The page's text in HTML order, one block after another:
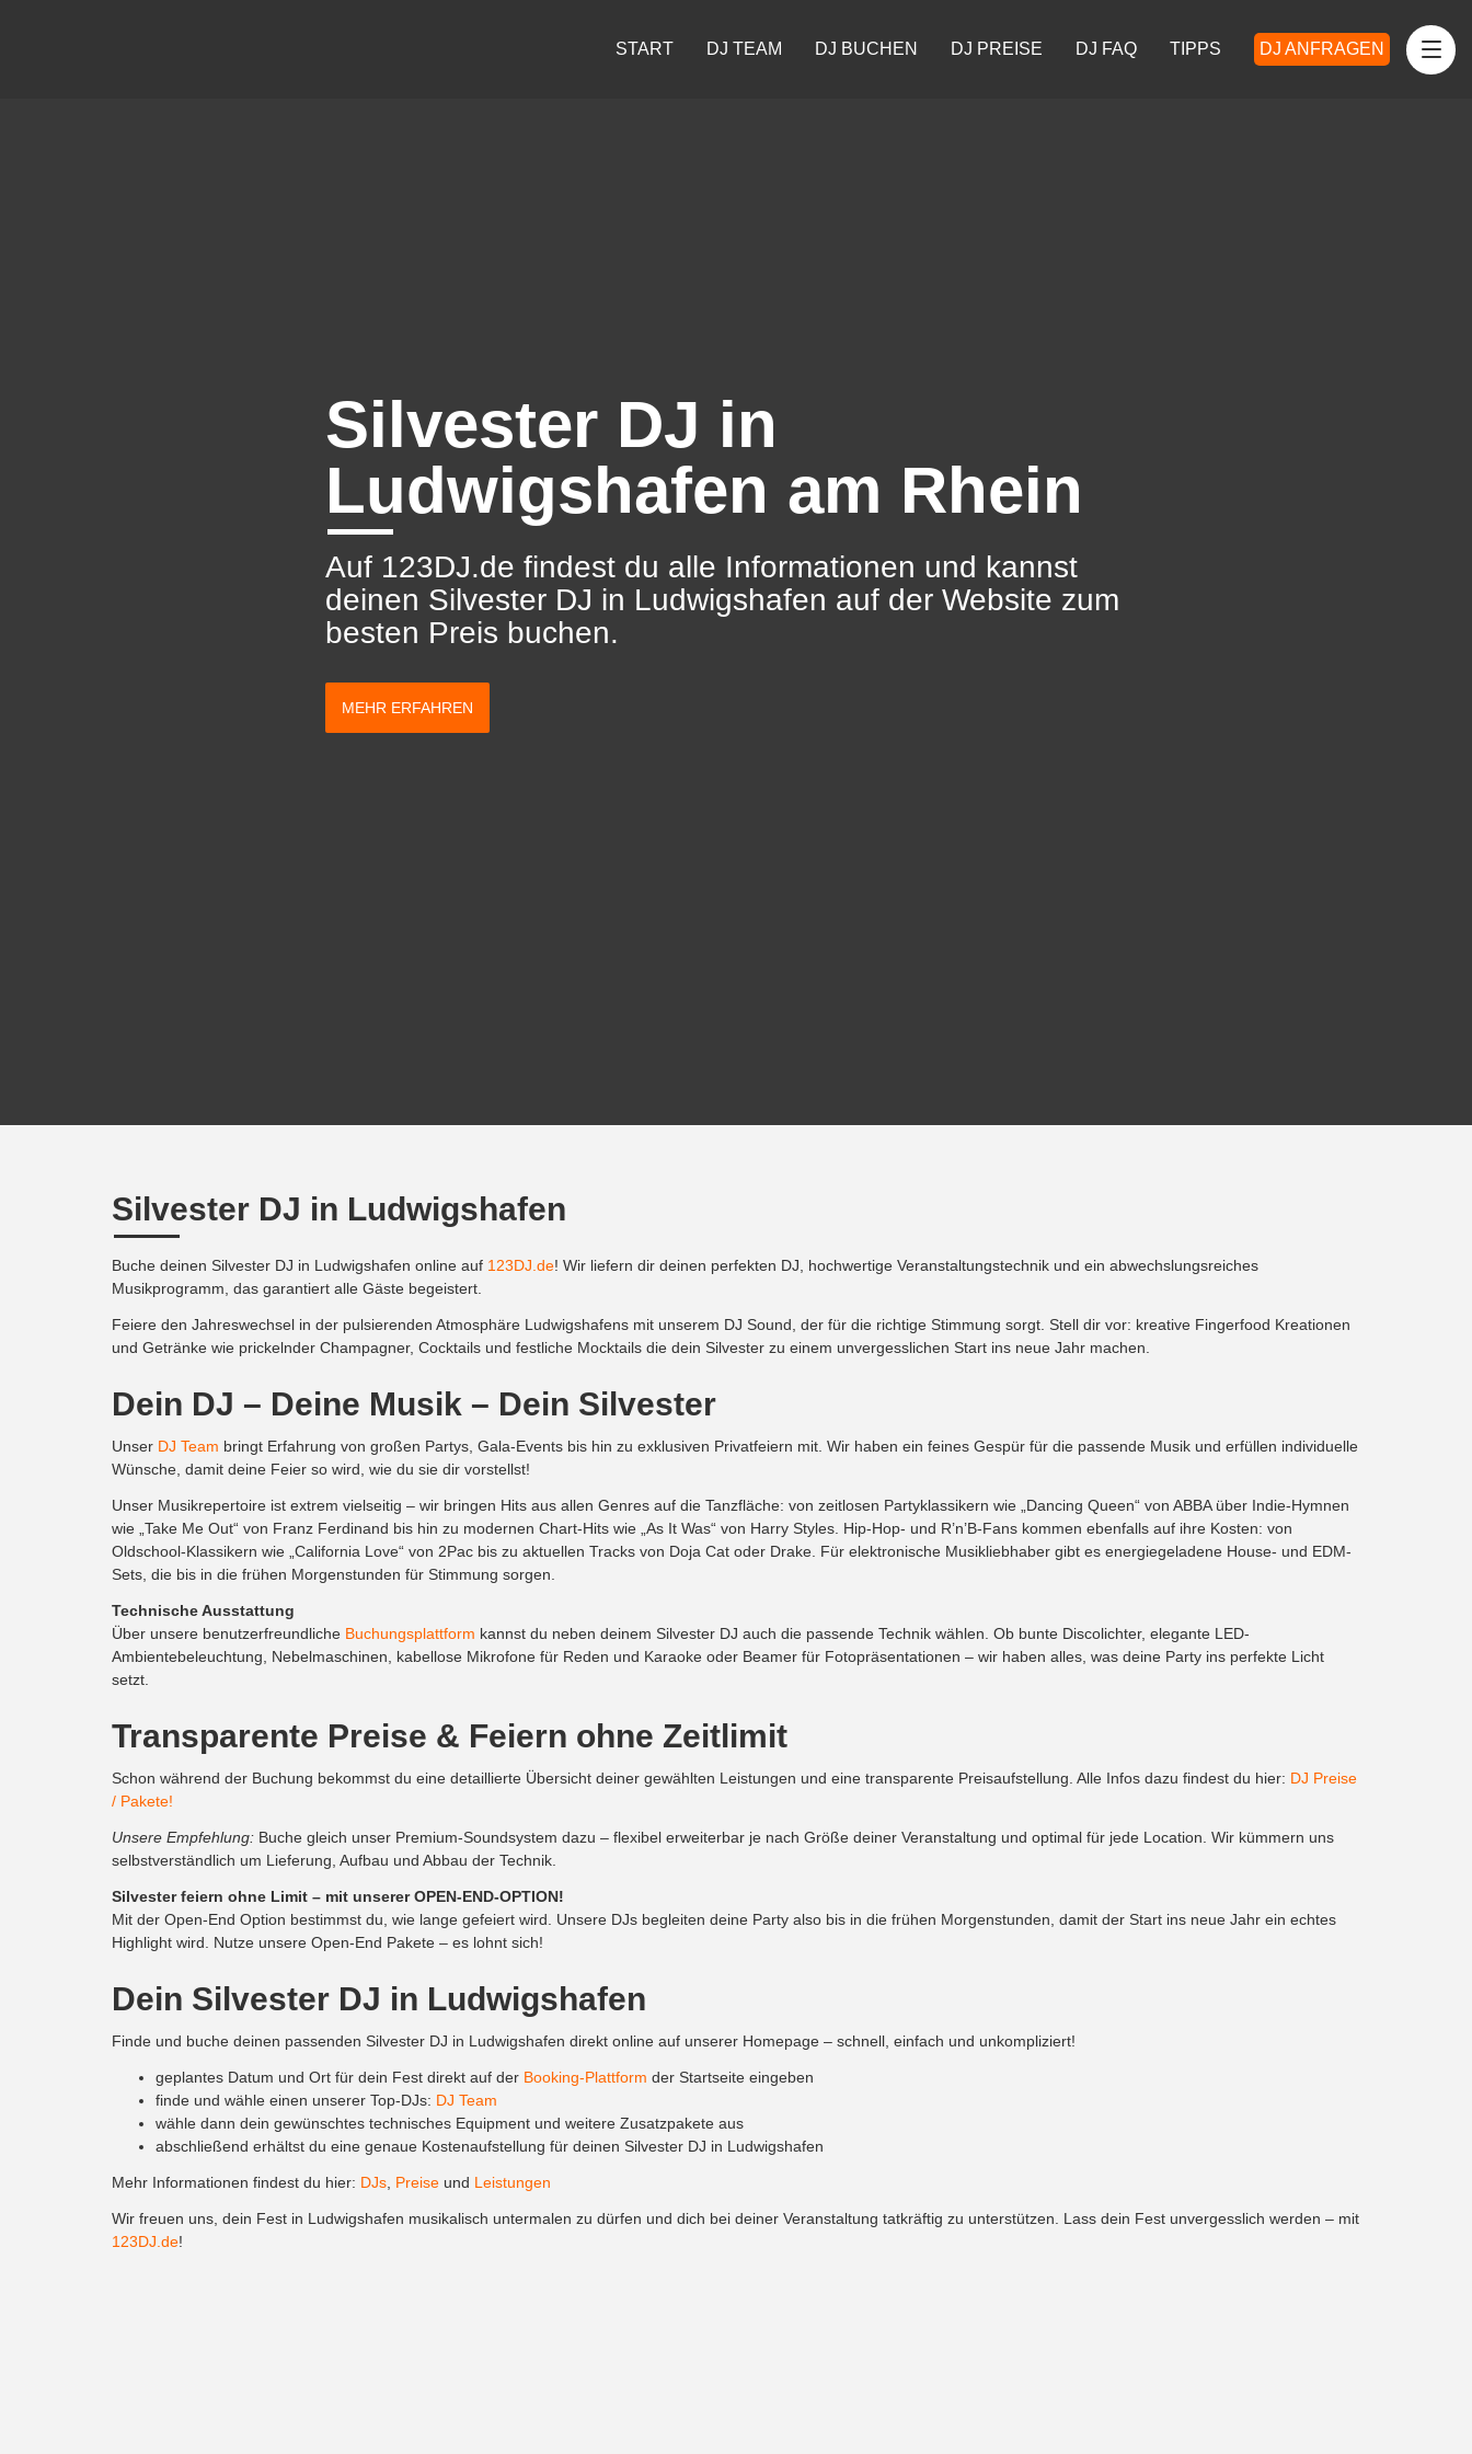
START DJ TEAM DJ BUCHEN DJ PREISE DJ FAQ TIPPS DJ ANFRAGEN
Silvester DJ in
Ludwigshafen am Rhein
Auf 123DJ.de findest du alle Informationen und kannst
deinen Silvester DJ in Ludwigshafen auf der Website zum
besten Preis buchen.
MEHR ERFAHREN
Silvester DJ in Ludwigshafen
Buche deinen Silvester DJ in Ludwigshafen online auf 123DJ.de! Wir liefern dir deinen perfekten DJ, hochwertige Veranstaltungstechnik und ein abwechslungsreiches
Musikprogramm, das garantiert alle Gäste begeistert.
Feiere den Jahreswechsel in der pulsierenden Atmosphäre Ludwigshafens mit unserem DJ Sound, der für die richtige Stimmung sorgt. Stell dir vor: kreative Fingerfood Kreationen
und Getränke wie prickelnder Champagner, Cocktails und festliche Mocktails die dein Silvester zu einem unvergesslichen Start ins neue Jahr machen.
Dein DJ – Deine Musik – Dein Silvester
Unser DJ Team bringt Erfahrung von großen Partys, Gala-Events bis hin zu exklusiven Privatfeiern mit. Wir haben ein feines Gespür für die passende Musik und erfüllen individuelle
Wünsche, damit deine Feier so wird, wie du sie dir vorstellst!
Unser Musikrepertoire ist extrem vielseitig – wir bringen Hits aus allen Genres auf die Tanzfläche: von zeitlosen Partyklassikern wie „Dancing Queen“ von ABBA über Indie-Hymnen
wie „Take Me Out“ von Franz Ferdinand bis hin zu modernen Chart-Hits wie „As It Was“ von Harry Styles. Hip-Hop- und R’n’B-Fans kommen ebenfalls auf ihre Kosten: von
Oldschool-Klassikern wie „California Love“ von 2Pac bis zu aktuellen Tracks von Doja Cat oder Drake. Für elektronische Musikliebhaber gibt es energiegeladene House- und EDM-
Sets, die bis in die frühen Morgenstunden für Stimmung sorgen.
Technische Ausstattung
Über unsere benutzerfreundliche Buchungsplattform kannst du neben deinem Silvester DJ auch die passende Technik wählen. Ob bunte Discolichter, elegante LED-
Ambientebeleuchtung, Nebelmaschinen, kabellose Mikrofone für Reden und Karaoke oder Beamer für Fotopräsentationen – wir haben alles, was deine Party ins perfekte Licht
setzt.
Transparente Preise & Feiern ohne Zeitlimit
Schon während der Buchung bekommst du eine detaillierte Übersicht deiner gewählten Leistungen und eine transparente Preisaufstellung. Alle Infos dazu findest du hier: DJ Preise
/ Pakete!
Unsere Empfehlung: Buche gleich unser Premium-Soundsystem dazu – flexibel erweiterbar je nach Größe deiner Veranstaltung und optimal für jede Location. Wir kümmern uns
selbstverständlich um Lieferung, Aufbau und Abbau der Technik.
Silvester feiern ohne Limit – mit unserer OPEN-END-OPTION!
Mit der Open-End Option bestimmst du, wie lange gefeiert wird. Unsere DJs begleiten deine Party also bis in die frühen Morgenstunden, damit der Start ins neue Jahr ein echtes
Highlight wird. Nutze unsere Open-End Pakete – es lohnt sich!
Dein Silvester DJ in Ludwigshafen
Finde und buche deinen passenden Silvester DJ in Ludwigshafen direkt online auf unserer Homepage – schnell, einfach und unkompliziert!
geplantes Datum und Ort für dein Fest direkt auf der Booking-Plattform der Startseite eingeben
finde und wähle einen unserer Top-DJs: DJ Team
wähle dann dein gewünschtes technisches Equipment und weitere Zusatzpakete aus
abschließend erhältst du eine genaue Kostenaufstellung für deinen Silvester DJ in Ludwigshafen
Mehr Informationen findest du hier: DJs Preise und Leistungen
Wir freuen uns, dein Fest in Ludwigshafen musikalisch untermalen zu dürfen und dich bei deiner Veranstaltung tatkräftig zu unterstützen. Lass dein Fest unvergesslich werden – mit
123DJ.de!